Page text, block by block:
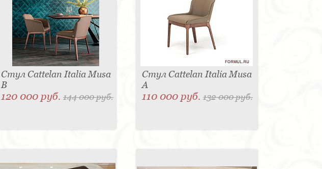
Стул Cattelan Italia Musa
B
120 000 руб. 144 000 руб.
Стул Cattelan Italia Musa
A
110 000 руб.132 000 руб.